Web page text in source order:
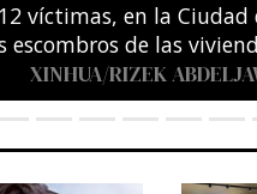
e Iris Tío Casas
Olímpico de